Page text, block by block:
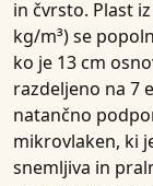
in čvrsto. Plast
kg/m³) se
ko je 13 cm
razdeljeno na 7
natančno
mikrovlaken, ki
snemljiva in